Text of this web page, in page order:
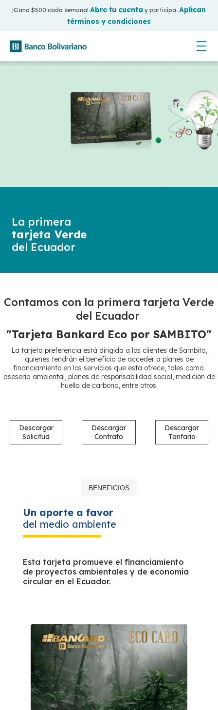
¡Gana $500 cada semana! Abre tu cuenta y participa. Aplican
términos y condiciones
La primera
tarjeta Verde
del Ecuador
Contamos con la primera tarjeta Verde
del Ecuador
"Tarjeta Bankard Eco por SAMBITO"
La tarjeta preferencia está dirigida a los clientes de Sambito,
quienes tendrán el beneficio de acceder a planes de
financiamiento en los servicios que esta ofrece, tales como:
asesoría ambiental, planes de responsabilidad social, medición de
huella de carbono, entre otros.
Descargar
Solicitud
Descargar
Contrato
Descargar
Tarifario
BENEFICIOS
Un aporte a favor
del medio ambiente
Esta tarjeta promueve el financiamiento
de proyectos ambientales y de economía
circular en el Ecuador.